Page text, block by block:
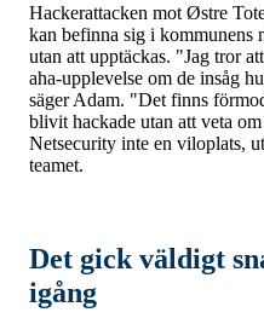
Hackerattacken mot Østre
kan befinna sig i kommunens
utan att upptäckas. "Jag tror
aha-upplevelse om de insåg
säger Adam. "Det finns
blivit hackade utan att veta
Netsecurity inte en viloplats,
teamet.
Det gick väldigt
igång